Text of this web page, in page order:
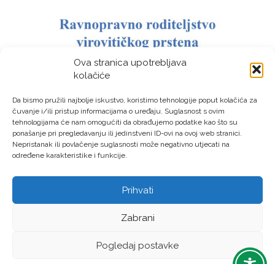
Ova stranica upotrebljava
kolačiće
Da bismo pružili najbolje iskustvo, koristimo tehnologije poput kolačića za
čuvanje i/ili pristup informacijama o uređaju. Suglasnost s ovim
tehnologijama će nam omogućiti da obrađujemo podatke kao što su
ponašanje pri pregledavanju ili jedinstveni ID-ovi na ovoj web stranici.
Nepristanak ili povlačenje suglasnosti može negativno utjecati na
određene karakteristike i funkcije.
Prihvati
Zabrani
Pogledaj postavke
LAG “Virovitički prsten” © Sva prava pridržana – Izrada:
LM DIGITAL